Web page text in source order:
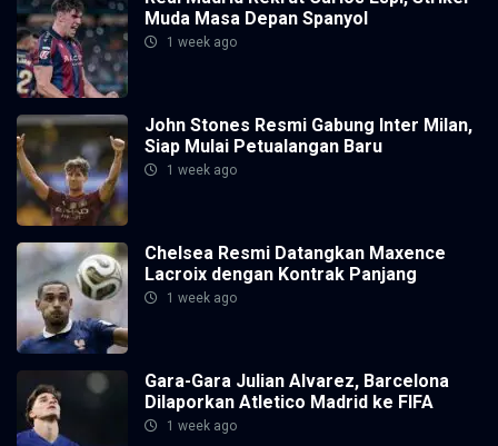
Muda Masa Depan Spanyol
1 week ago
John Stones Resmi Gabung Inter Milan,
Siap Mulai Petualangan Baru
1 week ago
Chelsea Resmi Datangkan Maxence
Lacroix dengan Kontrak Panjang
1 week ago
Gara-Gara Julian Alvarez, Barcelona
Dilaporkan Atletico Madrid ke FIFA
1 week ago